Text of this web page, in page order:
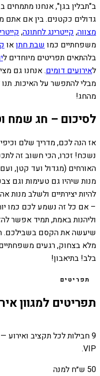
ב"תבלין בגן", אנחנו מתמחים
גדולים כקטנים. בין אם אתם
מצווה,קייטרינג לחתונה,
משפחתיים כמושבת חתןאו
בלהתאים תפריטים מיוחדים ל
לאירועים דומים. אנחנו גם
מבלי להתפשר על האיכות.
מהחג!
לסיכום – חג שמח
אז הנה לכם, מדריך שלם
נשכח! זכרו, הכי חשוב זה
האורחים (מגדול ועד קטן,
מנות שיהיו גם טעימות וגם
להיות יצירתיים ולשלב מנות
– אם כל זה נשמע לכם כמו
וליהנות באמת, תמיד אפשר
שיעשה את הקסם בשבילכם.
מלא בצחוק, רגעים
בלב! בתיאבון!
תפריטים
תפריטים למגוון
9 חבילות לכל תקציב ואירוע
VIP.
50 ש״ח למנה